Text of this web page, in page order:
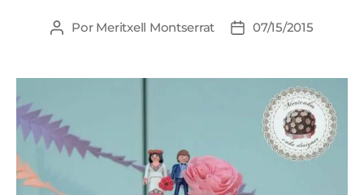
Por Meritxell Montserrat 07/15/2015